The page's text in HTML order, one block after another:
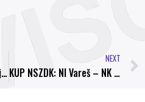
Mensur Džaviti prije derbija prvenstva: Dođite i podržite nas protiv Famosa, ova djeca to zaslužuju
NEXT
KUP NSZDK: NI Vareš – NK Bosna 6:2 (3:1)